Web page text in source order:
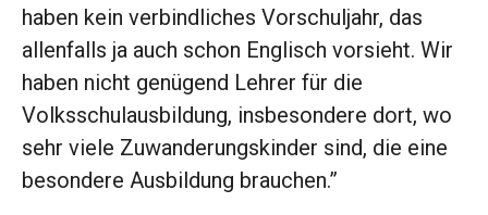
haben kein verbindliches Vorschuljahr, das
allenfalls ja auch schon Englisch vorsieht. Wir
haben nicht genügend Lehrer für die
Volksschulausbildung, insbesondere dort, wo
sehr viele Zuwanderungskinder sind, die eine
besondere Ausbildung brauchen.”